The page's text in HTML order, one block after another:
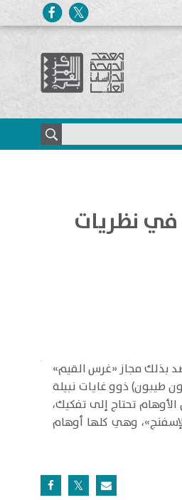
في نظريات
بذلك مجاز «غرس القيم»
طيبون) ذوو غايات نبيلة
تحتاج إلى تفكيك،
وهي كلها أوهام